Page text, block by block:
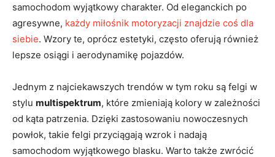
samochodom wyjątkowy charakter. Od eleganckich po
agresywne, każdy miłośnik motoryzacji znajdzie coś dla
siebie. Wzory te, oprócz estetyki, często oferują również
lepsze osiągi i aerodynamikę pojazdów.
Jednym z najciekawszych trendów w tym roku są felgi w
stylu multispektrum, które zmieniają kolory w zależności
od kąta patrzenia. Dzięki zastosowaniu nowoczesnych
powłok, takie felgi przyciągają wzrok i nadają
samochodom wyjątkowego blasku. Warto także zwrócić